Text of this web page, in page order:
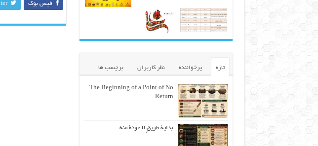
فیس بوک
تازه پرخواننده نظر کاربران برچسب ها
The Beginning of a Point of No
Return
بداية طريقٍ لا عودة منه